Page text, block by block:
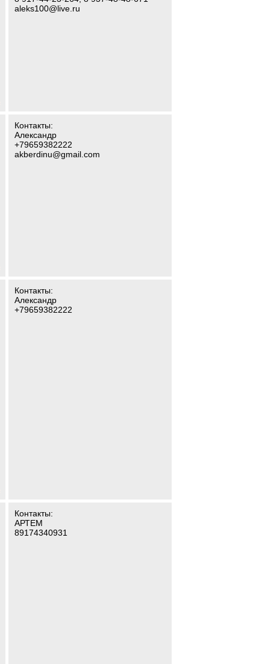
aleks100@live.ru
Контакты:
Александр
+79659382222
akberdinu@gmail.com
Контакты:
Александр
+79659382222
Контакты:
АРТЕМ
89174340931